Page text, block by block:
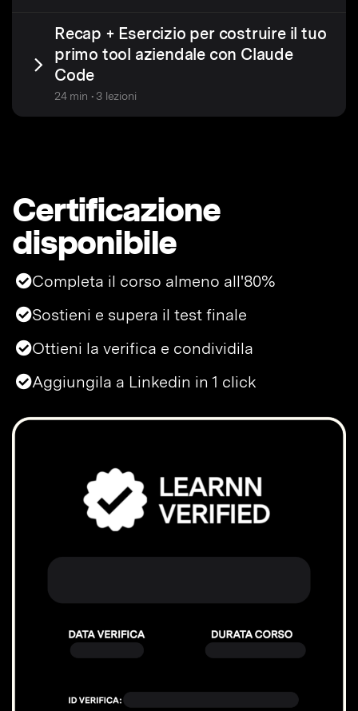
Recap + Esercizio per costruire il tuo
primo tool aziendale con Claude
Code
24 min • 3 lezioni
Certificazione
disponibile
Completa il corso almeno all'80%
Sostieni e supera il test finale
Ottieni la verifica e condividila
Aggiungila a Linkedin in 1 click